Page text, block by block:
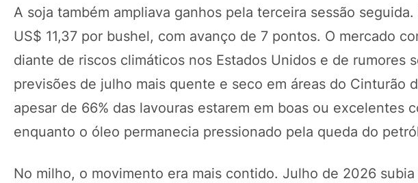
A soja também ampliava ganhos pela terceira sessão
US$ 11,37 por bushel, com avanço de 7 pontos. O mercado
diante de riscos climáticos nos Estados Unidos e de rumores
previsões de julho mais quente e seco em áreas do Cinturão
apesar de 66% das lavouras estarem em boas ou excelentes
enquanto o óleo permanecia pressionado pela queda do
No milho, o movimento era mais contido. Julho de 2026